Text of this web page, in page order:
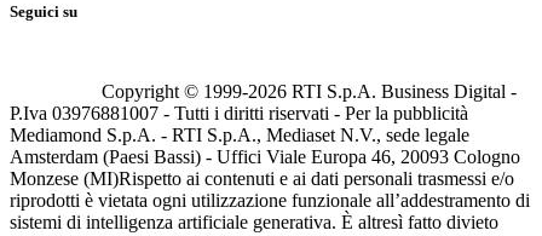
Seguici su
Copyright © 1999-2026 RTI S.p.A. Business Digital -
P.Iva 03976881007 - Tutti i diritti riservati - Per la pubblicità
Mediamond S.p.A. - RTI S.p.A., Mediaset N.V., sede legale
Amsterdam (Paesi Bassi) - Uffici Viale Europa 46, 20093 Cologno
Monzese (MI)Rispetto ai contenuti e ai dati personali trasmessi e/o
riprodotti è vietata ogni utilizzazione funzionale all’addestramento di
sistemi di intelligenza artificiale generativa. È altresì fatto divieto